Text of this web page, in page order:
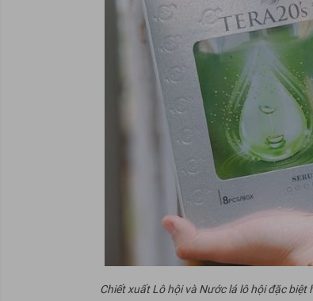
Chiết xuất Lô hội và Nước lá lô hội đặc biệt